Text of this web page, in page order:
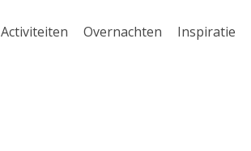
Activiteiten Overnachten Inspiratie